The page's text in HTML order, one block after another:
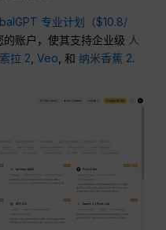
专业计划（$10.8/
账户，使其支持企业级 人
索拉 2 ,Veo , 和 纳米香蕉 2.